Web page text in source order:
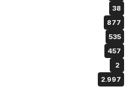
38
877
535
457
2
2.997